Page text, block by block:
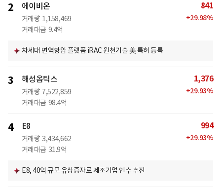
2 에이비온
거래량 1,158,469
거래대금 9.4억
841
+29.98%
차세대 면역항암 플랫폼 iRAC 원천기술 美 특허 등록
3 해성옵틱스
거래량 7,522,859
거래대금 98.4억
1,376
+29.93%
4 E8
거래량 3,434,662
거래대금 31.9억
994
+29.93%
E8, 40억 규모 유상증자로 제조기업 인수 추진